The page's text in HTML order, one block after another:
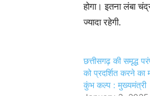
होगा। इतना लंबा
ज्‍यादा रहेगी.
छत्तीसगढ़ की समृद्ध
को प्रदर्शित करने का
कुंभ कल्प : मुख्यमंत्री